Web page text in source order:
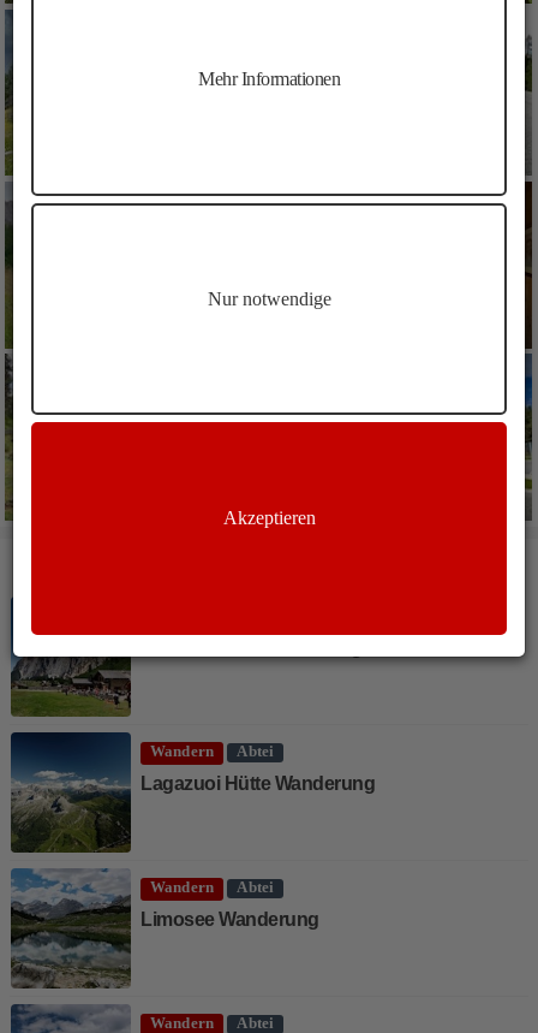
Wandern Abtei
Lagazuoi Hütte Wanderung
Wandern Abtei
Limosee Wanderung
Wandern Abtei
Mehr Informationen
Nur notwendige
Akzeptieren